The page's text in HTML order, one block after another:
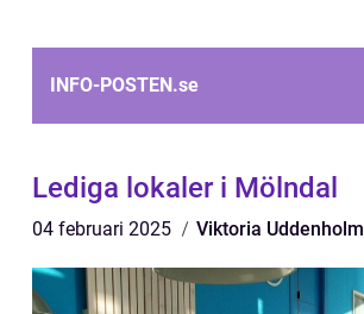
INFO-POSTEN.se
Lediga lokaler i Mölndal
04 februari 2025 Viktoria Uddenholm